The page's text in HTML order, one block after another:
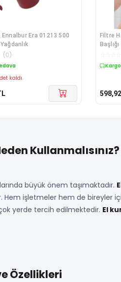
Ennalbur Era 01213 500
(0)
kaldı.
Filtre
598,92
Kullanmalısınız?
büyük önem taşımaktadır.
Hem işletmeler hem de
yerde tercih edilmektedir. El
Özellikleri